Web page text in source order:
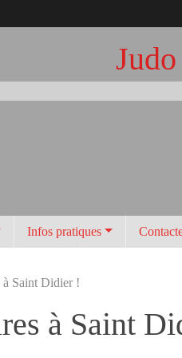
Infos pratiques
à Saint Didier !
à Saint